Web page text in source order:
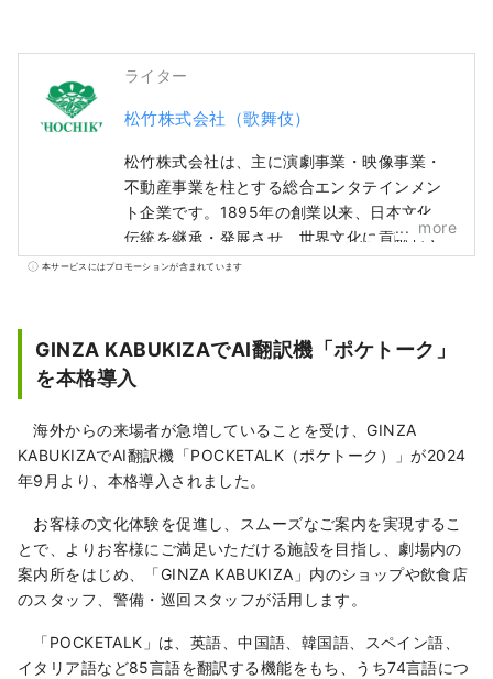
ライター
松竹株式会社（歌舞伎）
松竹株式会社は、主に演劇事業・映像事業・
不動産事業を柱とする総合エンタテインメン
ト企業です。1895年の創業以来、日本文化の
伝統を継承・発展させ、世界文化に貢献して
まいりました。 中でも、日本の伝統芸能であ
座・新橋演舞場・南座・大阪松竹座で上演さ
れる歌舞伎公演の情報や、歌舞伎の魅力をわ
かりやすく、タイムリーにお伝えします。
more
本サービスにはプロモーションが含まれています
GINZA KABUKIZAでAI翻訳機「ポケトーク」
を本格導入
海外からの来場者が急増していることを受け、GINZA
KABUKIZAでAI翻訳機「POCKETALK（ポケトーク）」が2024
年9月より、本格導入されました。
お客様の文化体験を促進し、スムーズなご案内を実現するこ
とで、よりお客様にご満足いただける施設を目指し、劇場内の
案内所をはじめ、「GINZA KABUKIZA」内のショップや飲食店
のスタッフ、警備・巡回スタッフが活用します。
「POCKETALK」は、英語、中国語、韓国語、スペイン語、
イタリア語など85言語を翻訳する機能をもち、うち74言語につ